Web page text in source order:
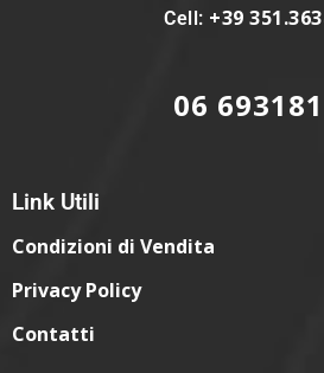
Cell: +39
06
Link Utili
Condizioni di Vendita
Privacy Policy
Contatti